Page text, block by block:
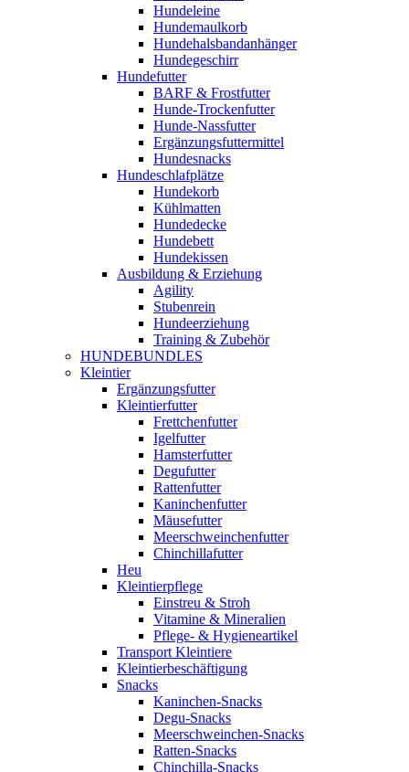
Hundeleine
Hundemaulkorb
Hundehalsbandanhänger
Hundegeschirr
Hundefutter
BARF & Frostfutter
Hunde-Trockenfutter
Hunde-Nassfutter
Ergänzungsfuttermittel
Hundesnacks
Hundeschlafplätze
Hundekorb
Kühlmatten
Hundedecke
Hundebett
Hundekissen
Ausbildung & Erziehung
Agility
Stubenrein
Hundeerziehung
Training & Zubehör
HUNDEBUNDLES
Kleintier
Ergänzungsfutter
Kleintierfutter
Frettchenfutter
Igelfutter
Hamsterfutter
Degufutter
Rattenfutter
Kaninchenfutter
Mäusefutter
Meerschweinchenfutter
Chinchillafutter
Heu
Kleintierpflege
Einstreu & Stroh
Vitamine & Mineralien
Pflege- & Hygieneartikel
Transport Kleintiere
Kleintierbeschäftigung
Snacks
Kaninchen-Snacks
Degu-Snacks
Meerschweinchen-Snacks
Ratten-Snacks
Chinchilla-Snacks